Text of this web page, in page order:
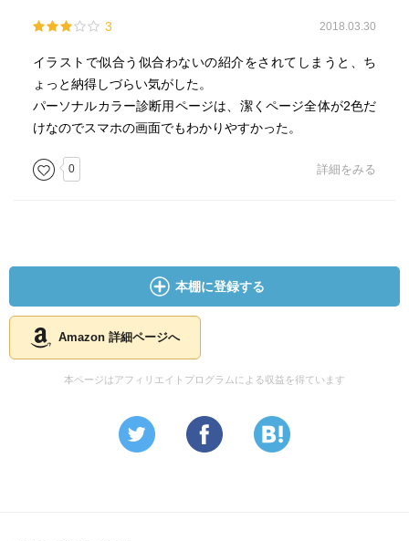
質感
存在感あるもの
花柄 水玉 バーバリー アーガイルチェック ストライ
プ
・コーディネートが引き算
クラス感のあるアイテム
シンプルにベーシック
・小物
ケリータイプバッグ 細めベルト
3 2018.03.30
イラストで似合う似合わないの紹介をされてしまうと、ち
ょっと納得しづらい気がした。
パーソナルカラー診断用ページは、潔くページ全体が2色だ
けなのでスマホの画面でもわかりやすかった。
0 詳細をみる
本棚に登録する
Amazon 詳細ページへ
本ページはアフィリエイトプログラムによる収益を得ています